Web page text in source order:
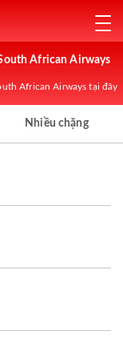
African Airways
African Airways tại đây
Nhiều chặng